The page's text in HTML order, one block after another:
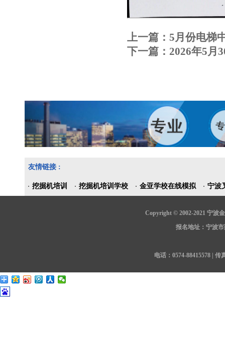
上一篇： 5月份电梯
下一篇： 2026年5月
友情链接 :
挖掘机培训 挖掘机培训学校 金亚学校在线模拟 宁波
Copyright © 2002-2021 宁波
报名地址：宁波
电话：0574-88415578 | 传